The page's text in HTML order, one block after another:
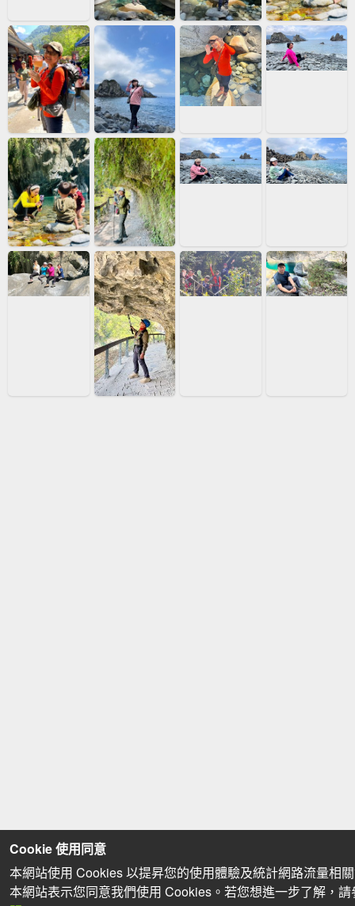
Cookie 使用同意
本網站使用 Cookies 以提昇您的使用體驗及統計網路流量相
本網站表示您同意我們使用 Cookies。若您想進一步了解，